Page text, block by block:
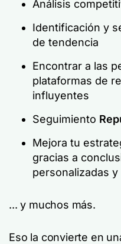
Análisis
Identificación y
de tendencia
Encontrar a las
plataformas de
influyentes
Seguimiento
Mejora tu
gracias a
personalizadas
... y muchos más.
Eso la convierte en